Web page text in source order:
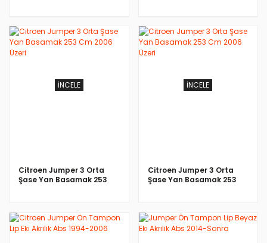
İNCELE
Citroen Jumper 3 Orta
Şase Yan Basamak 253
İNCELE
Citroen Jumper 3 Orta
Şase Yan Basamak 253